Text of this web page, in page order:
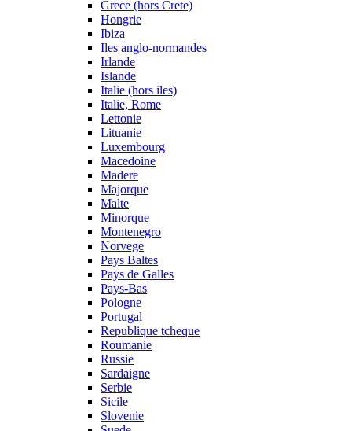
Grece (hors Crete)
Hongrie
Ibiza
Iles anglo-normandes
Irlande
Islande
Italie (hors iles)
Italie, Rome
Lettonie
Lituanie
Luxembourg
Macedoine
Madere
Majorque
Malte
Minorque
Montenegro
Norvege
Pays Baltes
Pays de Galles
Pays-Bas
Pologne
Portugal
Republique tcheque
Roumanie
Russie
Sardaigne
Serbie
Sicile
Slovenie